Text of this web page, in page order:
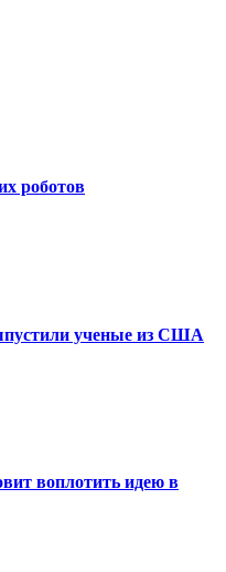
роботов
ученые из США
воплотить идею в